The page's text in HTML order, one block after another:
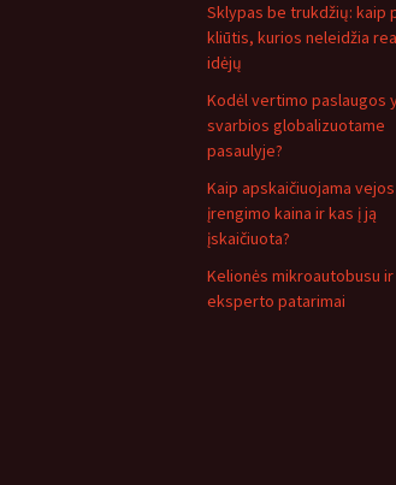
Sklypas be trukdžių: kaip
kliūtis, kurios neleidžia
idėjų
Kodėl vertimo paslaugos
svarbios globalizuotame
pasaulyje?
Kaip apskaičiuojama vejos
įrengimo kaina ir kas į ją
įskaičiuota?
Kelionės mikroautobusu ir
eksperto patarimai